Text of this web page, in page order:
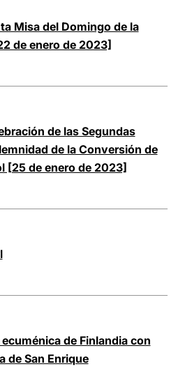
Misa del Domingo de la
de enero de 2023]
de las Segundas
de la Conversión de
[25 de enero de 2023]
de Finlandia con
de San Enrique